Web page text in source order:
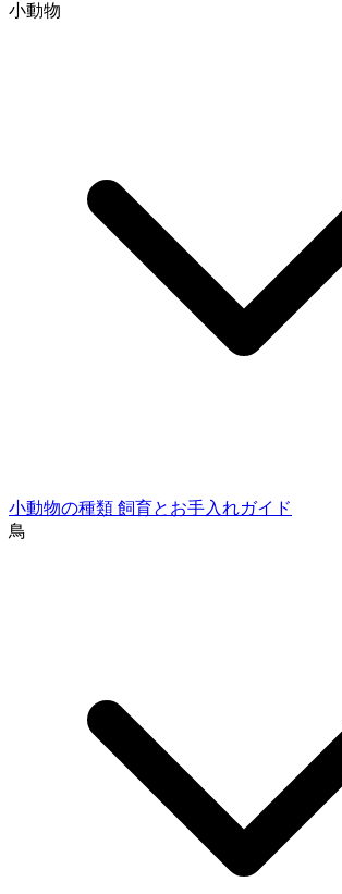
小動物
小動物の種類 飼育とお手入れガイド
鳥